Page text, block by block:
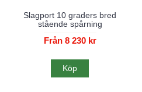
Slagport 10 graders bred
stående spårning
Från 8 230 kr
Köp